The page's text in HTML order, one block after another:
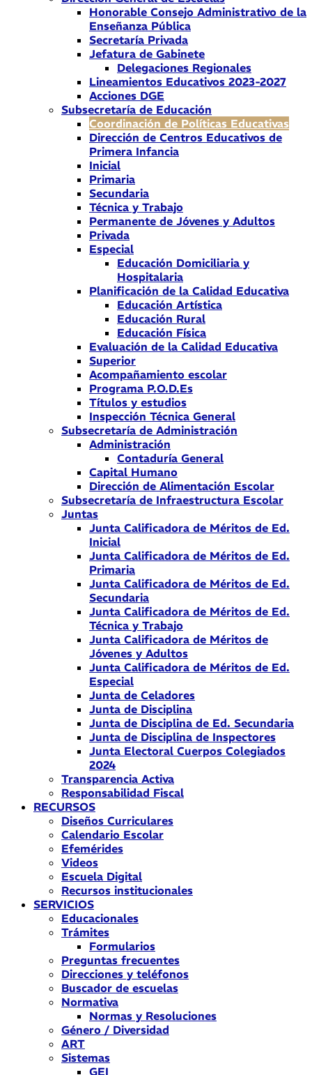
Honorable Consejo Administrativo de la
Enseñanza Pública
Secretaría Privada
Jefatura de Gabinete
Delegaciones Regionales
Lineamientos Educativos 2023-2027
Acciones DGE
Subsecretaría de Educación
Coordinación de Políticas Educativas
Dirección de Centros Educativos de
Primera Infancia
Inicial
Primaria
Secundaria
Técnica y Trabajo
Permanente de Jóvenes y Adultos
Privada
Especial
Educación Domiciliaria y
Hospitalaria
Planificación de la Calidad Educativa
Educación Artística
Educación Rural
Educación Física
Evaluación de la Calidad Educativa
Superior
Acompañamiento escolar
Programa P.O.D.Es
Títulos y estudios
Inspección Técnica General
Subsecretaría de Administración
Administración
Contaduría General
Capital Humano
Dirección de Alimentación Escolar
Subsecretaría de Infraestructura Escolar
Juntas
Junta Calificadora de Méritos de Ed.
Inicial
Junta Calificadora de Méritos de Ed.
Primaria
Junta Calificadora de Méritos de Ed.
Secundaria
Junta Calificadora de Méritos de Ed.
Técnica y Trabajo
Junta Calificadora de Méritos de
Jóvenes y Adultos
Junta Calificadora de Méritos de Ed.
Especial
Junta de Celadores
Junta de Disciplina
Junta de Disciplina de Ed. Secundaria
Junta de Disciplina de Inspectores
Junta Electoral Cuerpos Colegiados
2024
Transparencia Activa
Responsabilidad Fiscal
RECURSOS
Diseños Curriculares
Calendario Escolar
Efemérides
Videos
Escuela Digital
Recursos institucionales
SERVICIOS
Educacionales
Trámites
Formularios
Preguntas frecuentes
Direcciones y teléfonos
Buscador de escuelas
Normativa
Normas y Resoluciones
Género / Diversidad
ART
Sistemas
GEI